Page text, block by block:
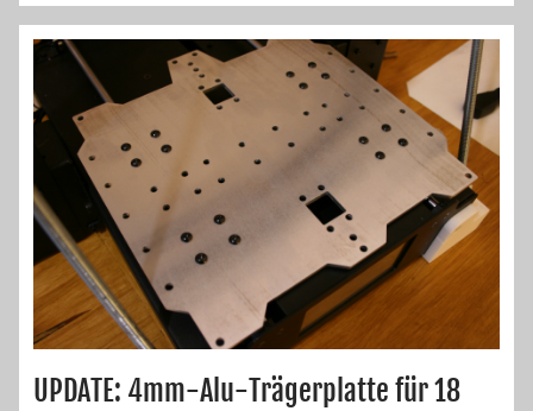
UPDATE: 4mm-Alu-Trägerplatte für 18